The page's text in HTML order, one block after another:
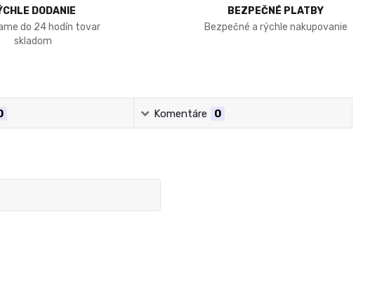
DODANIE
do 24 hodín tovar
skladom
BEZPEČNÉ PLATBY
Bezpečné a rýchle nakupovanie
Komentáre 0